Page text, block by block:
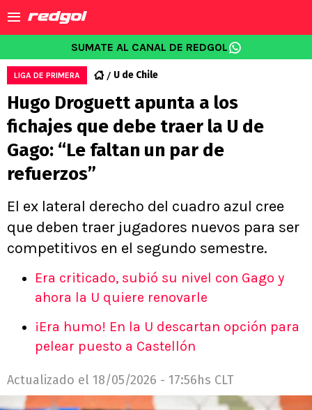
SUMATE AL CANAL DE REDGOL
LIGA DE PRIMERA U de Chile
Hugo Droguett apunta a los
fichajes que debe traer la U de
Gago: “Le faltan un par de
refuerzos”
El ex lateral derecho del cuadro azul cree
que deben traer jugadores nuevos para ser
competitivos en el segundo semestre.
Era criticado, subió su nivel con Gago y
ahora la U quiere renovarle
¡Era humo! En la U descartan opción para
pelear puesto a Castellón
Actualizado el 18/05/2026 - 17:56hs CLT